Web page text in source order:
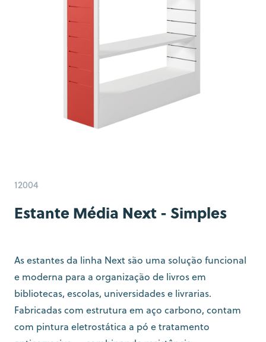
12004
Estante Média Next - Simples
As estantes da linha Next são uma solução funcional
e moderna para a organização de livros em
bibliotecas, escolas, universidades e livrarias.
Fabricadas com estrutura em aço carbono, contam
com pintura eletrostática a pó e tratamento